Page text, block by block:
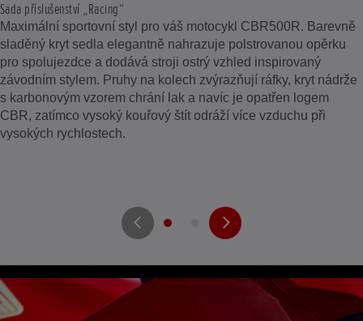
Sada příslušenství „Racing“
Maximální sportovní styl pro váš motocykl CBR500R. Barevně
sladěný kryt sedla elegantně nahrazuje polstrovanou opěrku
pro spolujezdce a dodává stroji ostrý vzhled inspirovaný
závodním stylem. Pruhy na kolech zvýrazňují ráfky, kryt nádrže
s karbonovým vzorem chrání lak a navíc je opatřen logem
CBR, zatímco vysoký kouřový štít odráží více vzduchu při
vysokých rychlostech.